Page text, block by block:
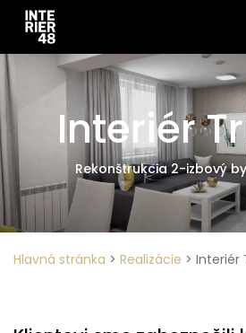
Interiér
Rekonštrukcia 2-izbový
Hlavná stránka > Realizácie > Interiér